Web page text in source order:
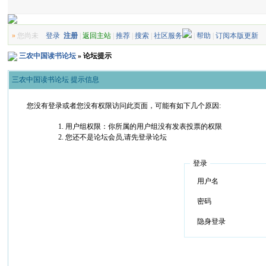
» 您尚未登录 注册 |返回主站 |推荐 |搜索 |社区服务 |帮助 |订阅本版更新
三农中国读书论坛 » 论坛提示
三农中国读书论坛 提示信息
您没有登录或者您没有权限访问此页面，可能有如下几个原因:
用户组权限：你所属的用户组没有发表投票的权限
您还不是论坛会员,请先登录论坛
登录
用户名
密码
隐身登录